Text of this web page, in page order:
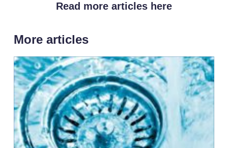
Read more articles here
More articles